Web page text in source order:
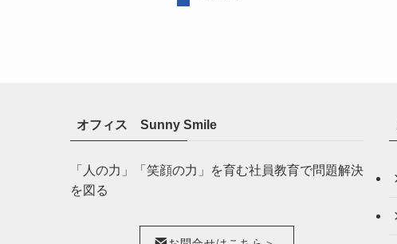
オフィス Sunny Smile
「人の力」「笑顔の力」を育む社員教育で問題解決
を図る